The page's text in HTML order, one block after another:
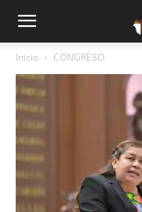
Inicio CONGRESO